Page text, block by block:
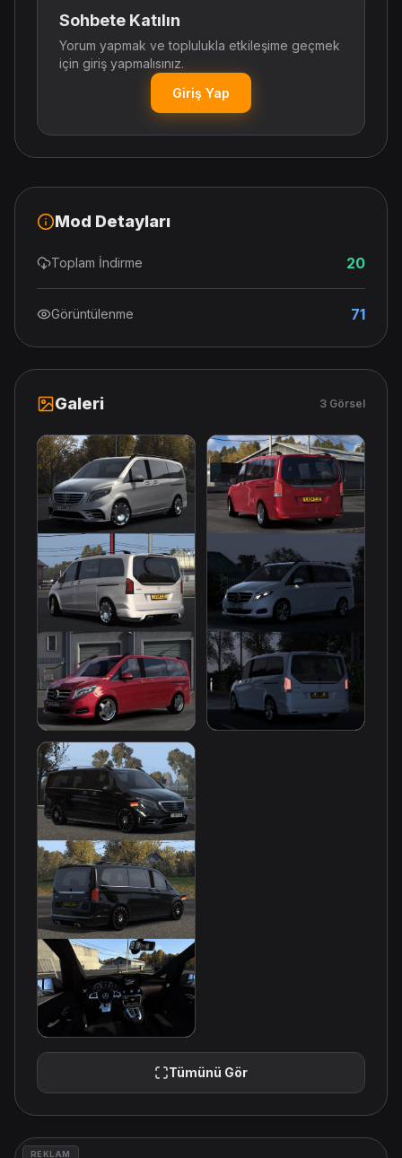
Sohbete Katılın
Yorum yapmak ve toplulukla etkileşime geçmek
için giriş yapmalısınız.
Giriş Yap
Mod Detayları
Toplam İndirme 20
Görüntülenme 71
Galeri 3 Görsel
Tümünü Gör
REKLAM